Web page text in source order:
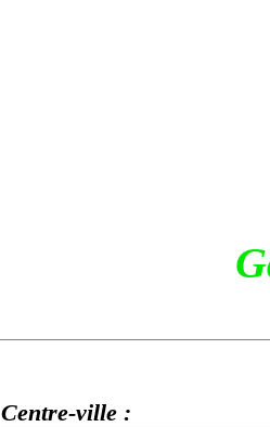
Centre-ville :